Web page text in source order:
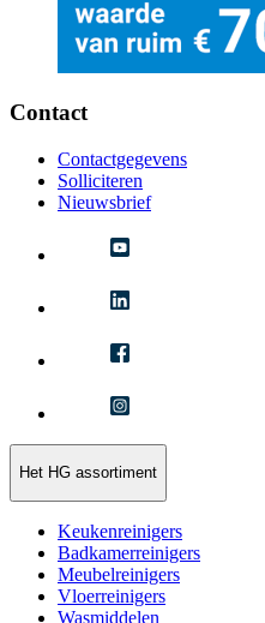
Contact
Contactgegevens
Solliciteren
Nieuwsbrief
Het HG assortiment
Keukenreinigers
Badkamerreinigers
Meubelreinigers
Vloerreinigers
Wasmiddelen